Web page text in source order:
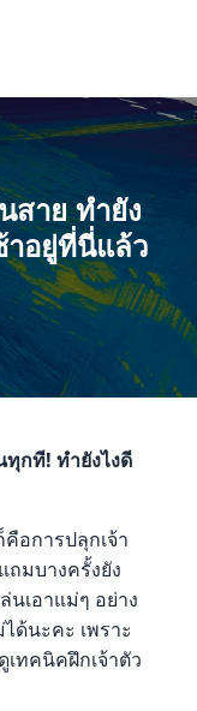
สาย ทำยัง
าอยู่ที่นี่แล้ว
ทุกที! ทำยังไงดี
อการปลุกเจ้า
ถมบางครั้งยัง
นเอาแม่ๆ อย่าง
ด้นะคะ เพราะ
ทคนิคฝึกเจ้าตัว